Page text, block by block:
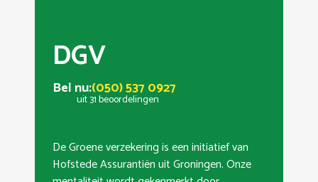
DGV
Bel nu:(050) 537 0927
uit 31 beoordelingen
De Groene verzekering is een initiatief van
Hofstede Assurantiën uit Groningen. Onze